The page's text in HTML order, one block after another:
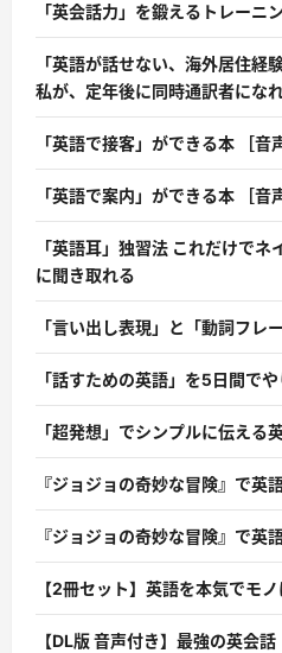
「英会話力」を鍛えるトレーニ
「英語が話せない、海外居住経
私が、定年後に同時通訳者にな
「英語で接客」ができる本 ［音
「英語で案内」ができる本 ［音
「英語耳」独習法 これだけで
に聞き取れる
「言い出し表現」と「動詞フレ
「話すための英語」を5日間で
「超発想」でシンプルに伝える
『ジョジョの奇妙な冒険』で英
『ジョジョの奇妙な冒険』で英
【2冊セット】英語を本気でモ
【DL版 音声付き】最強の英会話